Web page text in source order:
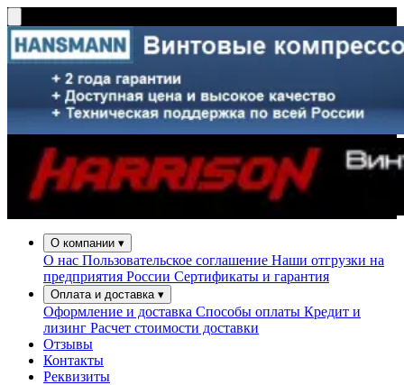
О компании ▾
О нас Пользовательское соглашение Наши отгрузки на
предприятия России Сертификаты и гарантия
Оплата и доставка ▾
Оформление и доставка Способы оплаты Кредит и
лизинг Расчет стоимости доставки
Отзывы
Контакты
Реквизиты